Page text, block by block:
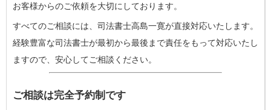
お客様からのご依頼を大切にしております。
すべてのご相談には、司法書士高島一寛が直接対応いたします。
経験豊富な司法書士が最初から最後まで責任をもって対応いたし
ますので、安心してご相談ください。
ご相談は完全予約制です